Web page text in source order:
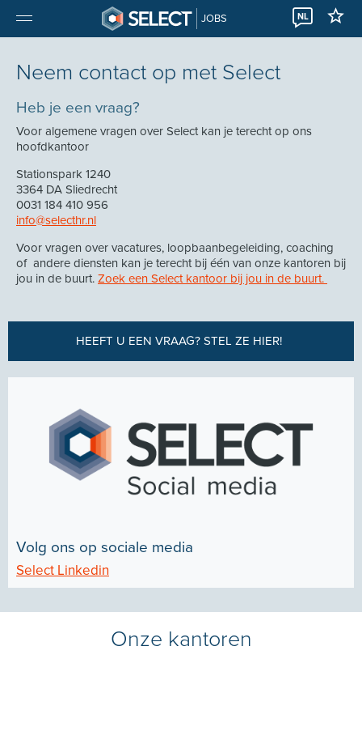
JOBS NL
Neem contact op met Select
Heb je een vraag?
Voor algemene vragen over Select kan je terecht op ons
hoofdkantoor
Stationspark 1240
3364 DA Sliedrecht
0031 184 410 956
info@selecthr.nl
Voor vragen over vacatures, loopbaanbegeleiding, coaching
of andere diensten kan je terecht bij één van onze kantoren bij
jou in de buurt. Zoek een Select kantoor bij jou in de buurt.
HEEFT U EEN VRAAG? STEL ZE HIER!
Volg ons op sociale media
Select Linkedin
Onze kantoren